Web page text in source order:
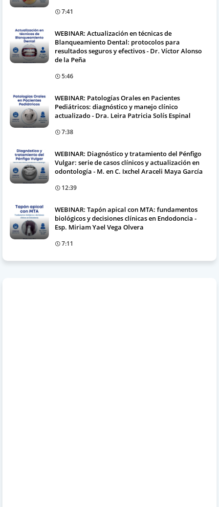
7:41
WEBINAR: Actualización en técnicas de
Blanqueamiento Dental: protocolos para
resultados seguros y efectivos - Dr. Víctor Alonso
de la Peña
5:46
WEBINAR: Patologías Orales en Pacientes
Pediátricos: diagnóstico y manejo clínico
actualizado - Dra. Leira Patricia Solís Espinal
7:38
WEBINAR: Diagnóstico y tratamiento del Pénfigo
Vulgar: serie de casos clínicos y actualización en
odontología - M. en C. Ixchel Araceli Maya García
12:39
WEBINAR: Tapón apical con MTA: fundamentos
biológicos y decisiones clínicas en Endodoncia -
Esp. Miriam Yael Vega Olvera
7:11